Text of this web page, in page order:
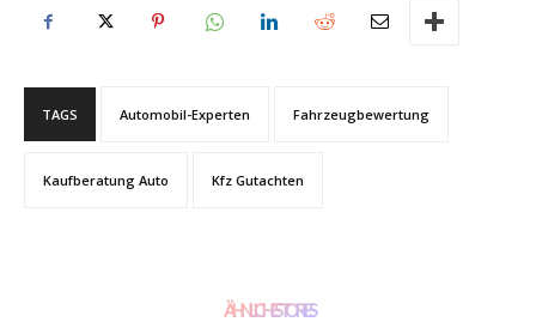
TAGS Automobil-Experten Fahrzeugbewertung
Kaufberatung Auto Kfz Gutachten
ÄHNLICHE STORIES